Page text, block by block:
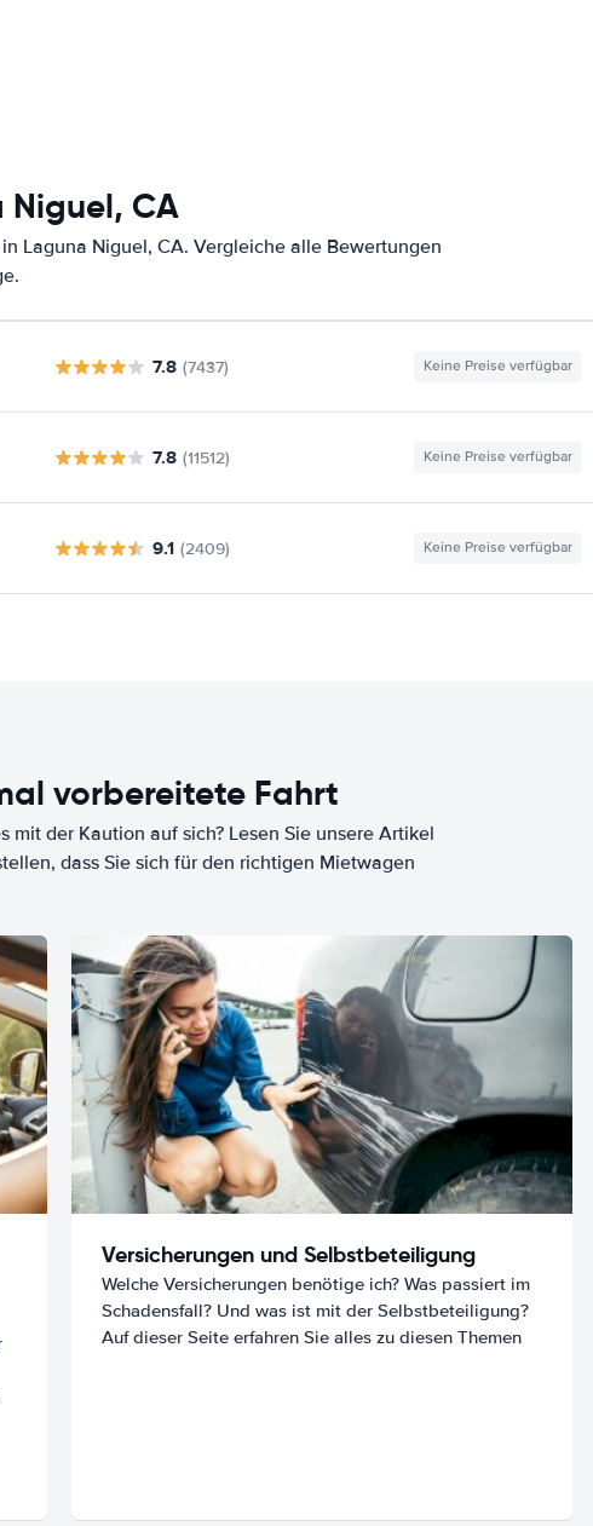
CA
Laguna Niguel, CA. Vergleiche alle Bewertungen
7.8 (7437) Keine Preise verfügbar
7.8 (11512) Keine Preise verfügbar
9.1 (2409) Keine Preise verfügbar
vorbereitete Fahrt
der Kaution auf sich? Lesen Sie unsere Artikel
dass Sie sich für den richtigen Mietwagen
Versicherungen und Selbstbeteiligung
Welche Versicherungen benötige ich? Was passiert im
Schadensfall? Und was ist mit der Selbstbeteiligung?
Auf dieser Seite erfahren Sie alles zu diesen Themen